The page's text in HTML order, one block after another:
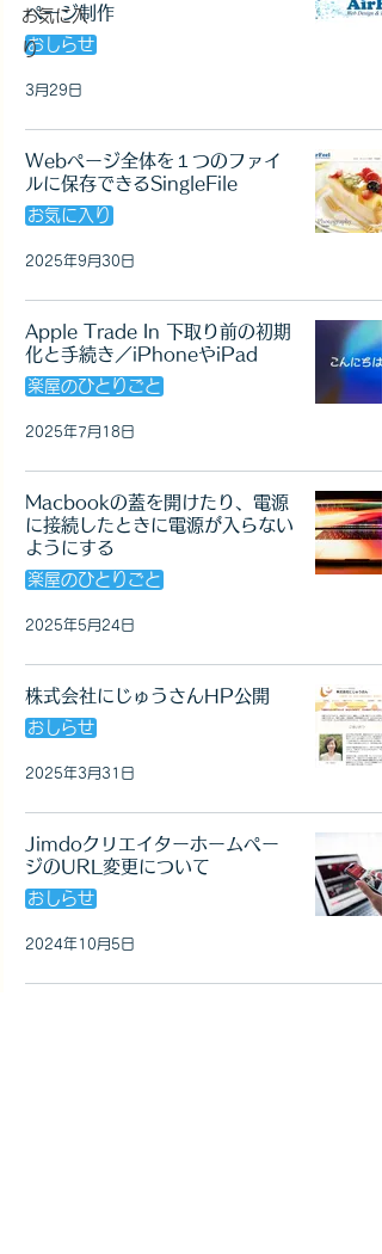
お気に入
り
ページ制作
おしらせ
3月29日
Webページ全体を１つのファイ
ルに保存できるSingleFile
お気に入り
2025年9月30日
Apple Trade In 下取り前の初期
化と手続き／iPhoneやiPad
楽屋のひとりごと
2025年7月18日
Macbookの蓋を開けたり、電源
に接続したときに電源が入らない
ようにする
楽屋のひとりごと
2025年5月24日
株式会社にじゅうさんHP公開
おしらせ
2025年3月31日
Jimdoクリエイターホームぺー
ジのURL変更について
おしらせ
2024年10月5日